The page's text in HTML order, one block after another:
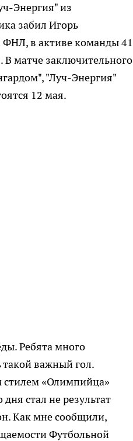
Энергия" из
забил Игорь
ФНЛ, в активе команды 41
В матче заключительного
"Луч-Энергия"
12 мая.
Ребята много
такой важный гол.
стилем «Олимпийца»
стал не результат
Как мне сообщили,
Футбольной